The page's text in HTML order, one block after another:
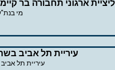
ארגוני תחבורה בר
מי בנת"ע 4-8.2015 מעורב בשטח
עיריית תל אביב
עיריית תל